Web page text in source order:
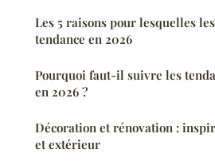
Les 5 raisons pour lesquelles
tendance en 2026
Pourquoi faut-il suivre les
en 2026 ?
Décoration et rénovation :
et extérieur